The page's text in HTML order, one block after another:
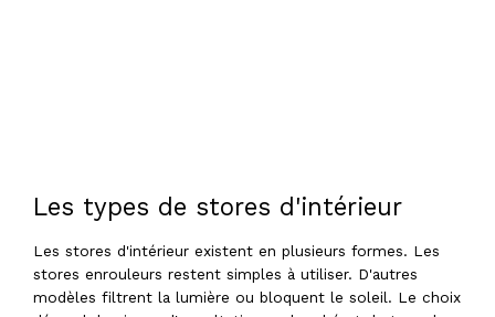
Les types de stores d'intérieur
Les stores d'intérieur existent en plusieurs formes. Les
stores enrouleurs restent simples à utiliser. D'autres
modèles filtrent la lumière ou bloquent le soleil. Le choix